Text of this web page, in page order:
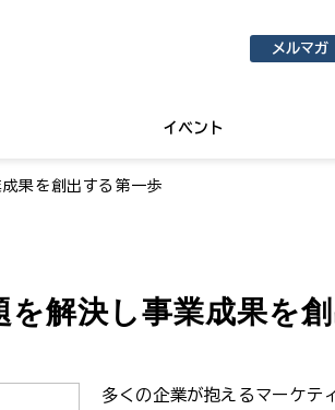
メルマガ
イベント
果を創出する第一歩
解決し事業成果を
多くの企業が抱えるマーケテ